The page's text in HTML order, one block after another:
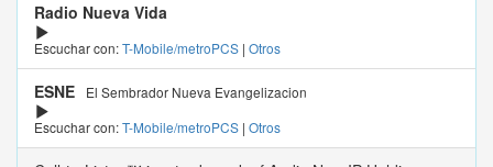
Radio Nueva Vida
Escuchar con:T-Mobile/metroPCS | Otros
ESNE
El Sembrador Nueva Evangelizacion
Escuchar con:T-Mobile/metroPCS | Otros